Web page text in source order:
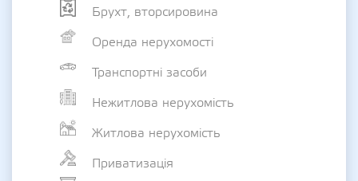
Брухт, вторсировина
Оренда нерухомості
Транспортні засоби
Нежитлова нерухомість
Житлова нерухомість
Приватизація